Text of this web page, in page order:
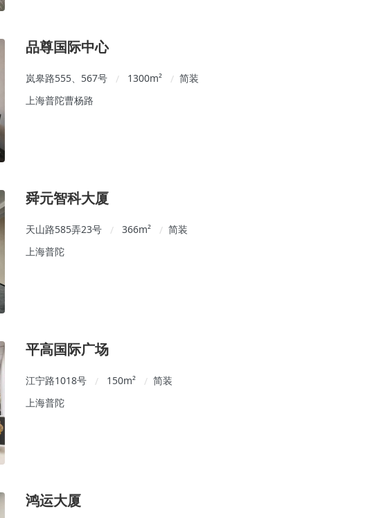
品尊国际中心
岚皋路555、567号 / 1300m² / 简装
上海普陀曹杨路
舜元智科大厦
天山路585弄23号 / 366m² / 简装
上海普陀
平高国际广场
江宁路1018号 / 150m² / 简装
上海普陀
鸿运大厦